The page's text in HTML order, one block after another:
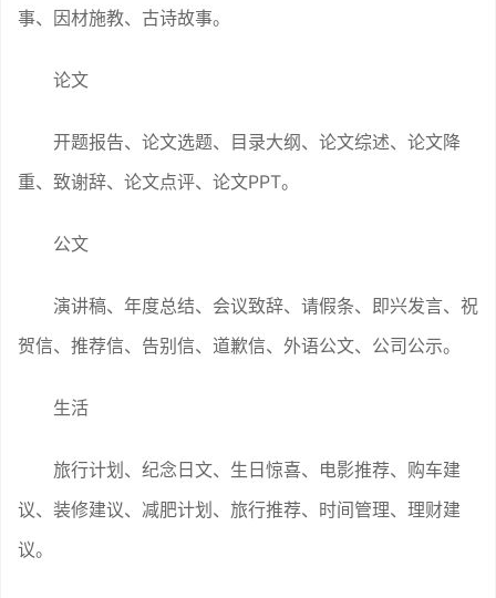
事、因材施教、古诗故事。
论文
开题报告、论文选题、目录大纲、论文综述、论文降
重、致谢辞、论文点评、论文PPT。
公文
演讲稿、年度总结、会议致辞、请假条、即兴发言、祝
贺信、推荐信、告别信、道歉信、外语公文、公司公示。
生活
旅行计划、纪念日文、生日惊喜、电影推荐、购车建
议、装修建议、减肥计划、旅行推荐、时间管理、理财建
议。